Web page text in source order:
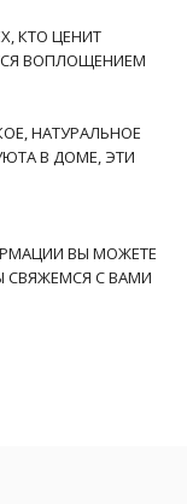
КТО ЦЕНИТ
ВОПЛОЩЕНИЕМ
НАТУРАЛЬНОЕ
В ДОМЕ, ЭТИ
ВЫ МОЖЕТЕ
СВЯЖЕМСЯ С ВАМИ